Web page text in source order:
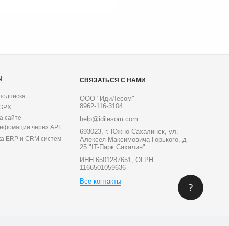
сайте
через API
ERP и CRM систем
СВЯЗАТЬСЯ С НАМИ
ООО "ИдиЛесом"
8962-116-3104
help@idilesom.com
693023, г. Южно-Сахалинск, ул.
Алексея Максимовича Горького, д
25 "IT-Парк Сахалин"
ИНН 6501287651, ОГРН
1166501059636
Все контакты
?